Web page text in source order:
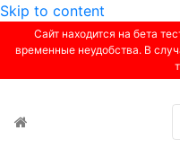
Skip to content
Сайт находится на бета
временные неудобства. В